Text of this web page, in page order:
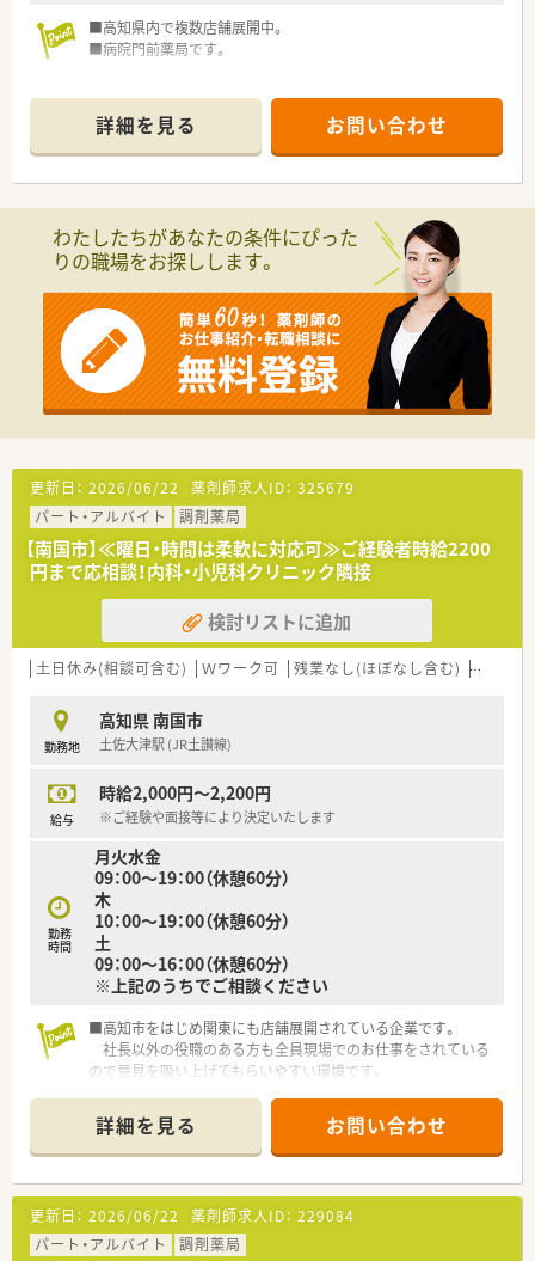
優しい会社です。
■「くるみんマーク」を取得しています。
ます。
■高知県内で複数店舗展開中。
■病院門前薬局です。
詳細を見る お問い合わせ
わたしたちがあなたの条件にぴった
りの職場をお探しします。
更新日： 2026/06/22 薬剤師求人ID： 325679
パート・アルバイト
調剤薬局
【南国市】≪曜日・時間は柔軟に対応可≫ご経験者時給2200
円まで応相談！内科・小児科クリニック隣接
検討リストに追加
土日休み(相談可含む) Ｗワーク可 残業なし(ほぼなし含む) 転勤な
勤務地
高知県 南国市
土佐大津駅 (JR土讃線)
給与
時給2,000円～2,200円
※ご経験や面接等により決定いたします
勤務
時間
月火水金
09：00～19：00（休憩60分）
木
10：00～19：00（休憩60分）
土
09：00～16：00（休憩60分）
※上記のうちでご相談ください
■高知市をはじめ関東にも店舗展開されている企業です。
社長以外の役職のある方も全員現場でのお仕事をされている
ので意見を吸い上げてもらいやすい環境です。
るアットホームな環境です。
詳細を見る お問い合わせ
更新日： 2026/06/22 薬剤師求人ID： 229084
パート・アルバイト
調剤薬局